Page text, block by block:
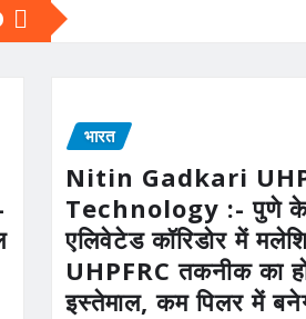
भारत
Nitin Gadkari
Technology :- पुणे
एलिवेटेड कॉरिडोर में
UHPFRC तकनीक का
इस्तेमाल, कम पिलर में